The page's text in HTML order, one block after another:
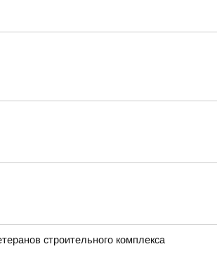
строительного комплекса